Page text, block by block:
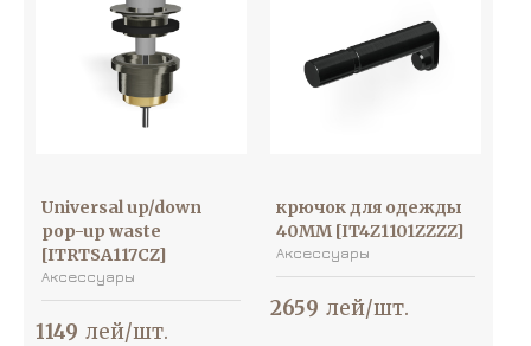
Universal up/down
pop-up waste
[ITRTSA117CZ]
Аксессуары
1149 лей/шт.
крючок для одежды
40MM [IT4Z1101ZZZZ]
Аксессуары
2659 лей/шт.